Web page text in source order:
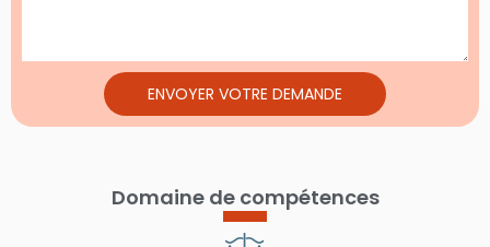
ENVOYER VOTRE DEMANDE
Domaine de compétences